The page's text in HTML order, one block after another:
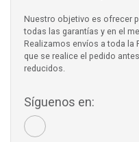
Nuestro objetivo es ofrecer
todas las garantías y en el
Realizamos envíos a toda la
que se realice el pedido
reducidos.
Síguenos en: